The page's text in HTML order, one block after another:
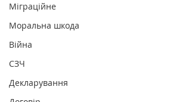
Міграційне
Моральна шкода
Війна
СЗЧ
Декларування